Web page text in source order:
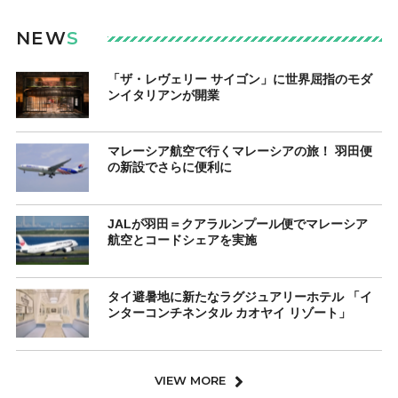
NEWS
「ザ・レヴェリー サイゴン」に世界屈指のモダ
ンイタリアンが開業
マレーシア航空で行くマレーシアの旅！ 羽田便
の新設でさらに便利に
JALが羽田＝クアラルンプール便でマレーシア
航空とコードシェアを実施
タイ避暑地に新たなラグジュアリーホテル 「イ
ンターコンチネンタル カオヤイ リゾート」
VIEW MORE